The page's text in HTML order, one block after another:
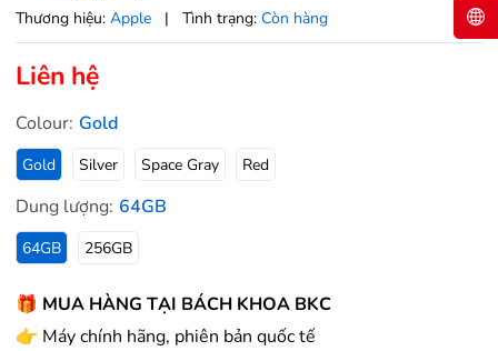
Thương hiệu: Apple | Tình trạng: Còn hàng
Liên hệ
Colour: Gold
Gold Silver Space Gray Red
Dung lượng: 64GB
64GB 256GB
🎁 MUA HÀNG TẠI BÁCH KHOA BKC
👉 Máy chính hãng, phiên bản quốc tế